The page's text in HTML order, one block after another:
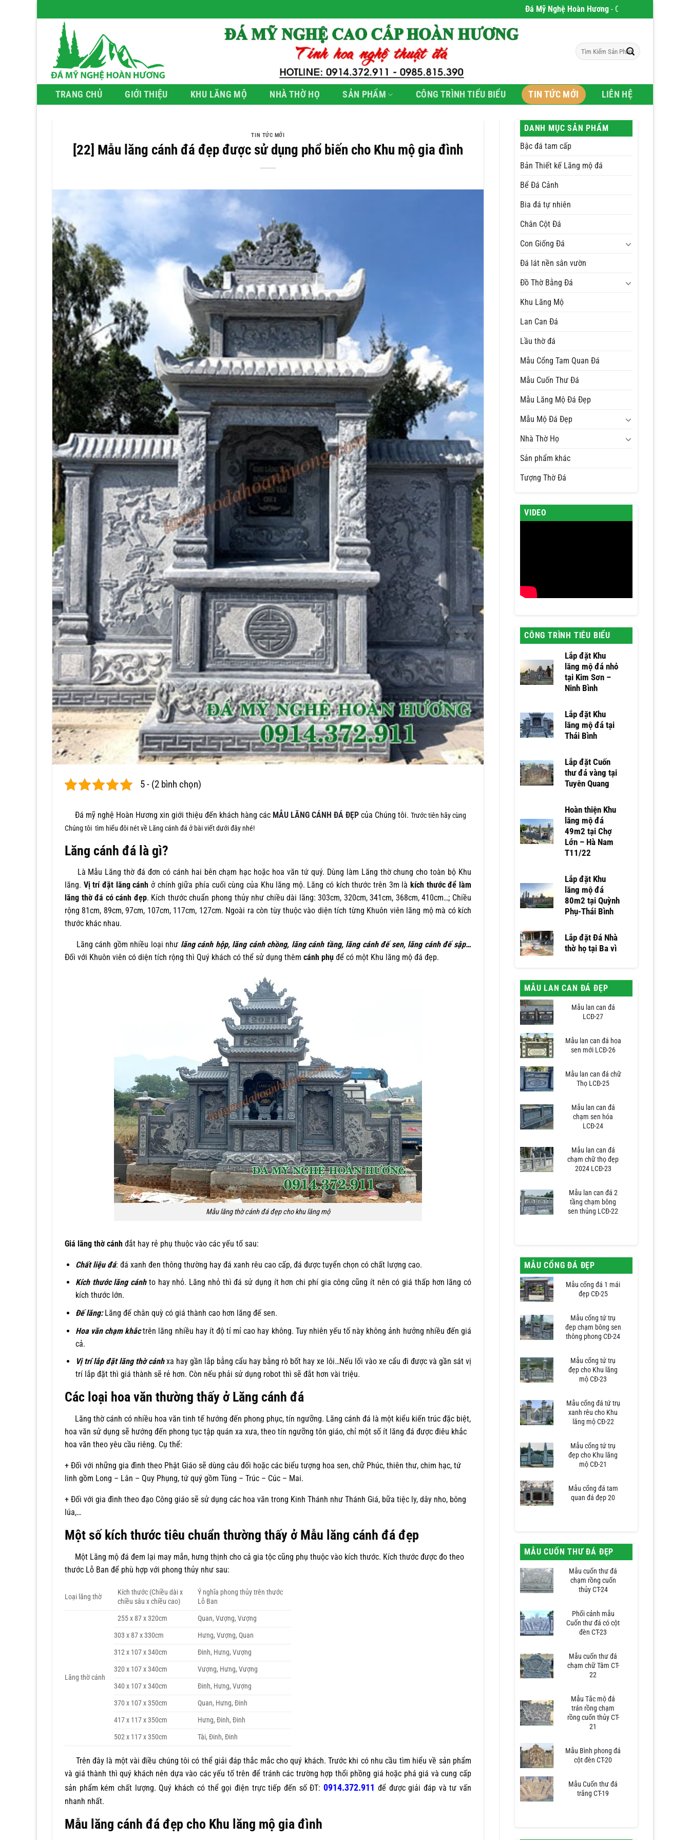
qua
Đá Mỹ Nghệ Hoàn Hương- Chúng tôi chuyên phân phối Sản
Tìm
kiếm:
TRANG CHỦ GIỚI THIỆU KHU LĂNG MỘ NHÀ THỜ HỌ SẢN PHẨM CÔNG TRÌNH TIỂU BIỂU TIN TỨC MỚI LIÊN HỆ
TIN TỨC MỚI
[22] Mẫu lăng cánh đá đẹp được sử dụng phổ biến cho Khu mộ gia đình
5 - (2 bình chọn)
Đá mỹ nghệ Hoàn Hương xin giới thiệu đến khách hàng các MẪU LĂNG CÁNH ĐÁ ĐẸP của Chúng tôi. Trước tiên hãy cùng
Chúng tôi tìm hiểu đôi nét về Lăng cánh đá ở bài viết dưới đây nhé!
Lăng cánh đá là gì?
Là Mẫu Lăng thờ đá đơn có cánh hai bên chạm hạc hoặc hoa văn tứ quý. Dùng làm Lăng thờ chung cho toàn bộ Khu
lăng. Vị trí đặt lăng cánh ở chính giữa phía cuối cùng của Khu lăng mộ. Lăng có kích thước trên 3m là kích thước để làm
lăng thờ đá có cánh đẹp. Kích thước chuẩn phong thủy như chiều dài lăng: 303cm, 320cm, 341cm, 368cm, 410cm…; Chiều
rộng 81cm, 89cm, 97cm, 107cm, 117cm, 127cm. Ngoài ra còn tùy thuộc vào diện tích từng Khuôn viên lăng mộ mà có kích
thước khác nhau.
Lăng cánh gồm nhiều loại như lăng cánh hộp, lăng cánh chồng, lăng cánh tầng, lăng cánh đế sen, lăng cánh đế sập…
Đối với Khuôn viên có diện tích rộng thì Quý khách có thể sử dụng thêm cánh phụ để có một Khu lăng mộ đá đẹp.
Mẫu lăng thờ cánh đá đẹp cho khu lăng mộ
Giá lăng thờ cánh đắt hay rẻ phụ thuộc vào các yếu tố sau:
Chất liệu đá: đá xanh đen thông thường hay đá xanh rêu cao cấp, đá được tuyển chọn có chất lượng cao.
Kích thước lăng cánhto hay nhỏ. Lăng nhỏ thì đá sử dụng ít hơn chi phí gia công cũng ít nên có giá thấp hơn lăng có
kích thước lớn.
Đế lăng:Lăng đế chân quỳ có giá thành cao hơn lăng đế sen.
Hoa văn chạm khắctrên lăng nhiều hay ít độ tỉ mỉ cao hay không. Tuy nhiên yếu tố này không ảnh hưởng nhiều đến giá
cả.
Vị trí lắp đặt lăng thờ cánhxa hay gần lắp bằng cẩu hay bằng rô bốt hay xe lôi…Nếu lối vào xe cẩu đi được và gần sát vị
trí lắp đặt thì giá thành sẽ rẻ hơn. Còn nếu phải sử dụng robot thì sẽ đắt hơn vài triệu.
Các loại hoa văn thường thấy ở Lăng cánh đá
Lăng thờ cánh có nhiều hoa văn tinh tế hướng đến phong phục, tín ngưỡng. Lăng cánh đá là một kiểu kiến trúc đặc biệt,
hoa văn sử dụng sẽ hướng đến phong tục tập quán xa xưa, theo tín ngưỡng tôn giáo, chỉ một số ít lăng đá được điêu khắc
hoa văn theo yêu cầu riêng. Cụ thể:
+ Đối với những gia đình theo Phật Giáo sẽ dùng câu đối hoặc các biểu tượng hoa sen, chữ Phúc, thiên thư, chim hạc, tứ
linh gồm Long – Lân – Quy Phụng, tứ quý gồm Tùng – Trúc – Cúc – Mai.
+ Đối với gia đình theo đạo Công giáo sẽ sử dụng các hoa văn trong Kinh Thánh như Thánh Giá, bữa tiệc ly, dây nho, bông
lúa,…
Một số kích thước tiêu chuẩn thường thấy ở Mẫu lăng cánh đá đẹp
Một Lăng mộ đá đem lại may mắn, hưng thịnh cho cả gia tộc cũng phụ thuộc vào kích thước. Kích thước được đo theo
thước Lỗ Ban để phù hợp với phong thủy như sau:
Loại lăng thờ
Kích thước (Chiều dài x
chiều sâu x chiều cao)
Ý nghĩa phong thủy trên thước
Lỗ Ban
Lăng thờ cánh
255 x 87 x 320cm
Quan, Vượng, Vượng
303 x 87 x 330cm
Hưng, Vượng, Quan
312 x 107 x 340cm
Đinh, Hưng, Vượng
320 x 107 x 340cm
Vượng, Hưng, Vượng
340 x 107 x 340cm
Đinh, Hưng, Vượng
370 x 107 x 350cm
Quan, Hưng, Đinh
417 x 117 x 350cm
Hưng, Đinh, Đinh
502 x 117 x 350cm
Tài, Đinh, Đinh
Trên đây là một vài điều chúng tôi có thể giải đáp thắc mắc cho quý khách. Trước khi có nhu cầu tìm hiểu về sản phẩm
và giá thành thì quý khách nên dựa vào các yếu tố trên để tránh các trường hợp thổi phồng giá hoặc phá giá và cung cấp
sản phẩm kém chất lượng. Quý khách có thể gọi điện trực tiếp đến số ĐT:0914.372.911 để được giải đáp và tư vấn
nhanh nhất.
Mẫu lăng cánh đá đẹp cho Khu lăng mộ gia đình
DANH MỤC SẢN PHẨM
Bậc đá tam cấp
Bản Thiết kế Lăng mộ đá
Bể Đá Cảnh
Bia đá tự nhiên
Chân Cột Đá
Con Giống Đá
Đá lát nền sân vườn
Đồ Thờ Bằng Đá
Khu Lăng Mộ
Lan Can Đá
Lầu thờ đá
Mẫu Cổng Tam Quan Đá
Mẫu Cuốn Thư Đá
Mẫu Lăng Mộ Đá Đẹp
Mẫu Mộ Đá Đẹp
Nhà Thờ Họ
Sản phẩm khác
Tượng Thờ Đá
VIDEO
CÔNG TRÌNH TIÊU BIỂU
Lắp đặt Khu
lăng mộ đá nhỏ
tại Kim Sơn –
Ninh Bình
Lắp đặt Khu
lăng mộ đá tại
Thái Bình
Lắp đặt Cuốn
thư đá vàng tại
Tuyên Quang
Hoàn thiện Khu
lăng mộ đá
49m2 tại Chợ
Lớn – Hà Nam
T11/22
Lắp đặt Khu
lăng mộ đá
80m2 tại Quỳnh
Phụ-Thái Bình
Lắp đặt Đá Nhà
thờ họ tại Ba vì
MẪU LAN CAN ĐÁ ĐẸP
Mẫu lan can đá
LCĐ-27
Mẫu lan can đá hoa
sen mới LCĐ-26
Mẫu lan can đá chữ
Thọ LCĐ-25
Mẫu lan can đá
chạm sen hóa
LCĐ-24
Mẫu lan can đá
chạm chữ thọ đẹp
2024 LCĐ-23
Mẫu lan can đá 2
tầng chạm bông
sen thủng LCĐ-22
MẪU CỔNG ĐÁ ĐẸP
Mẫu cổng đá 1 mái
đẹp CĐ-25
Mẫu cổng tứ trụ
đẹp chạm bông sen
thông phong CĐ-24
Mẫu cổng tứ trụ
đẹp cho Khu lăng
mộ CĐ-23
Mẫu cổng đá tứ trụ
xanh rêu cho Khu
lăng mộ CĐ-22
Mẫu cổng tứ trụ
đẹp cho Khu lăng
mộ CĐ-21
Mẫu cổng đá tam
quan đá đẹp 20
MẪU CUỐN THƯ ĐÁ ĐẸP
Mẫu cuốn thư đá
chạm rồng cuốn
thủy CT-24
Phối cảnh mẫu
Cuốn thư đá có cột
đèn CT-23
Mẫu cuốn thư đá
chạm chữ Tâm CT-
22
Mẫu Tắc mộ đá
trán rồng chạm
rồng cuốn thủy CT-
21
Mẫu Bình phong đá
cột đèn CT-20
Mẫu Cuốn thư đá
trắng CT-19